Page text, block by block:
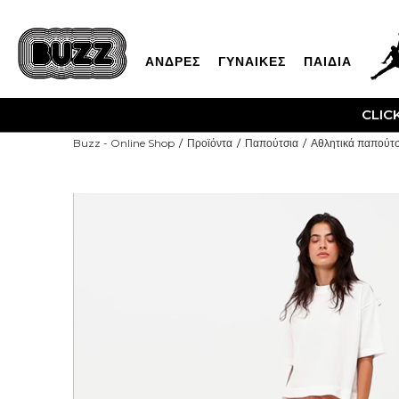
ΑΝΔΡΕΣ ΓΥΝΑΙΚΕΣ ΠΑΙΔΙΑ
Buzz - Online Shop Προϊόντα Παπούτσια Αθλητικά